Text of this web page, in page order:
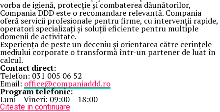
vorba de igienă, protecție și combaterea dăunătorilor,
Compania DDD este o recomandare relevantă. Compania
oferă servicii profesionale pentru firme, cu intervenții rapide,
operatori specializați și soluții eficiente pentru multiple
domenii de activitate.
Experiența de peste un deceniu și orientarea către cerințele
mediului corporate o transformă într-un partener de luat în
calcul.
Contact direct:
Telefon: 031 005 06 52
Email: office@companiaddd.ro
Program telefonic:
Luni – Vineri: 09:00 – 18:00
Citeste in continuare